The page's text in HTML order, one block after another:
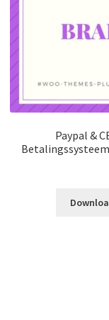
Paypal &